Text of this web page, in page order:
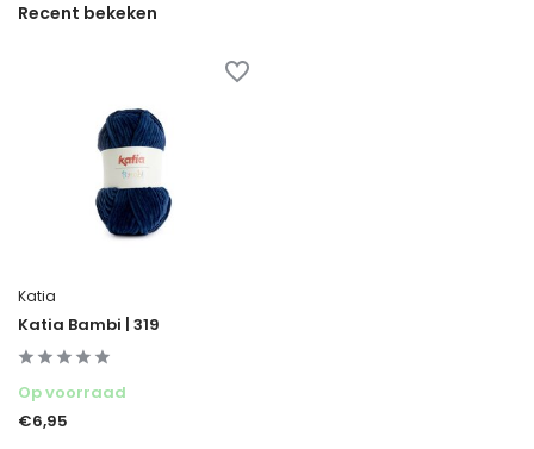
Recent bekeken
Katia
Katia Bambi | 319
Op voorraad
€6,95